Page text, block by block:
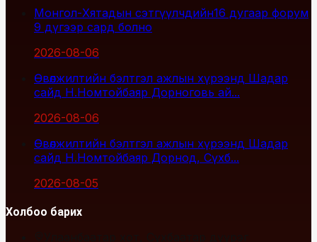
Монгол-Хятадын сэтгүүлчдийн16 дугаар форум
9 дүгээр сард болно
2026-08-06
Өвөлжилтийн бэлтгэл ажлын хүрээнд Шадар
сайд Н.Номтойбаяр Дорноговь ай...
2026-08-06
Өвөлжилтийн бэлтгэл ажлын хүрээнд Шадар
сайд Н.Номтойбаяр Дорнод, Сүхб...
2026-08-05
Холбоо барих